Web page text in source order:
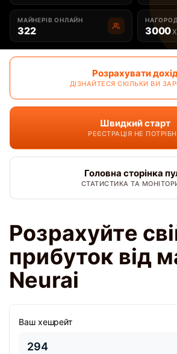
МАЙНЕРІВ ОНЛАЙН
322 3000
Розрахувати
ДІЗНАЙТЕСЯ СКІЛЬКИ ВИ
Швидкий старт
РЕЄСТРАЦІЯ НЕ
Головна сторінка
СТАТИСТИКА ТА
Розрахуйте
прибуток від
Neurai
Ваш хешрейт